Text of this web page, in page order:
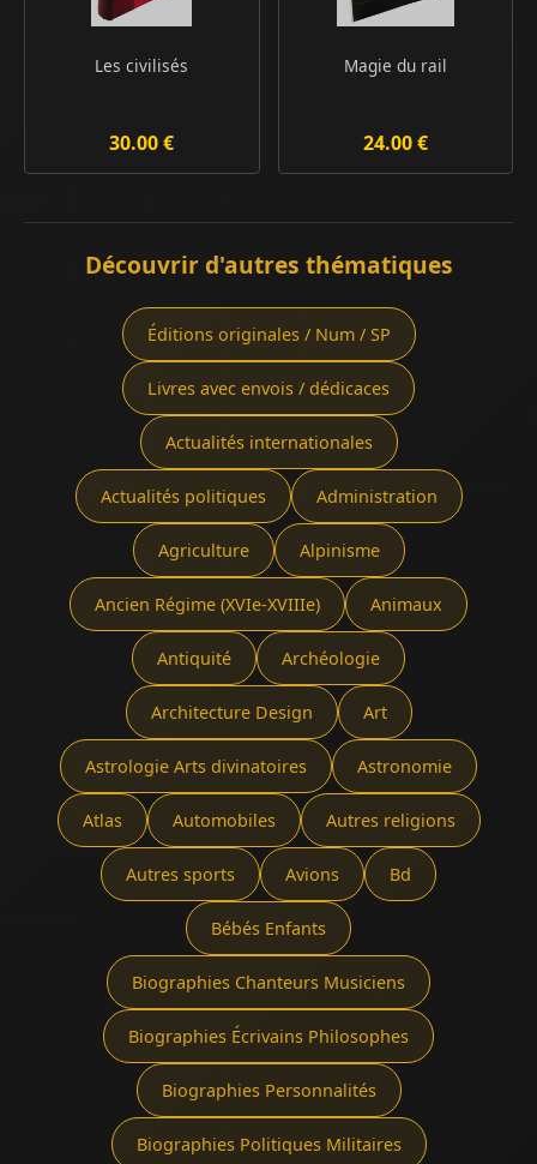
Les civilisés
30.00 €
Magie du rail
24.00 €
Découvrir d'autres thématiques
Éditions originales / Num / SP
Livres avec envois / dédicaces
Actualités internationales
Actualités politiques Administration
Agriculture Alpinisme
Ancien Régime (XVIe-XVIIIe) Animaux
Antiquité Archéologie
Architecture Design Art
Astrologie Arts divinatoires Astronomie
Atlas Automobiles Autres religions
Autres sports Avions Bd
Bébés Enfants
Biographies Chanteurs Musiciens
Biographies Écrivains Philosophes
Biographies Personnalités
Biographies Politiques Militaires